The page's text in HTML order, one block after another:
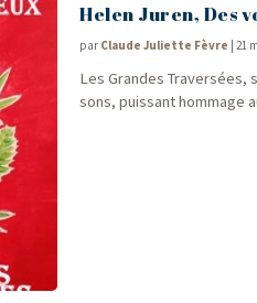
Helen Juren, Des
par Claude Juliette Fèvre |21
Les Grandes Tra­ver­sées,
sons, puis­sant hom­mage